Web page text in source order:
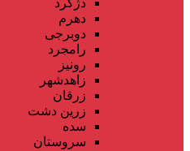
دهرم
دوبرجی
رامجرد
رونیز
زاهدشهر
زرقان
زرین دشت
سده
سروستان